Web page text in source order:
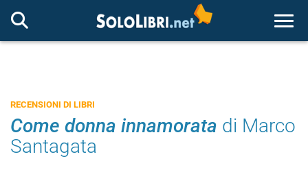
RECENSIONI DI LIBRI
Come donna innamorata di Marco
Santagata